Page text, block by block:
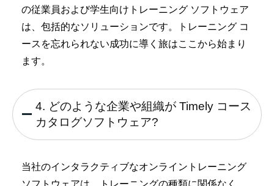
の従業員および学生向けトレーニング ソフトウェア
は、包括的なソリューションです。トレーニング コ
ースを忘れられない成功に導く旅はここから始まり
ます。
4. どのような企業や組織が Timely コース
カタログソフトウェア?
当社のインタラクティブなオンライントレーニング
ソフトウェアは、トレーニングの種類に関係なく、